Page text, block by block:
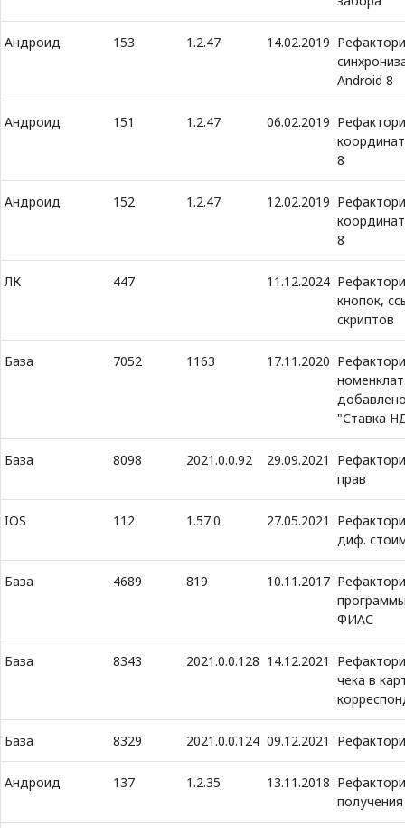
Андроид 153 1.2.47 14.02.2019
Android 8
Андроид 151 1.2.47 06.02.2019
8
Андроид 152 1.2.47 12.02.2019
8
ЛК 447 11.12.2024
кнопок,
скриптов
База 7052 1163 17.11.2020
"Ставка
База 8098 2021.0.0.92 29.09.2021
прав
IOS 112 1.57.0 27.05.2021
диф.
База 4689 819 10.11.2017
ФИАС
База 8343 2021.0.0.128 14.12.2021
чека в
База 8329 2021.0.0.124 09.12.2021
Андроид 137 1.2.35 13.11.2018